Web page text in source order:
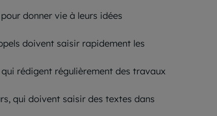
donner vie à leurs idées
doivent saisir rapidement les
rédigent régulièrement des travaux
qui doivent saisir des textes dans